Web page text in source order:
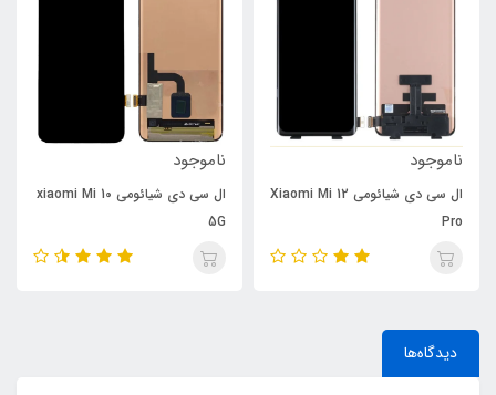
ناموجود
ال سی دی شیائومی Xiaomi Mi 12
Pro
ناموجود
ال سی دی شیائومی xiaomi Mi 10
5G
دیدگاه‌ها